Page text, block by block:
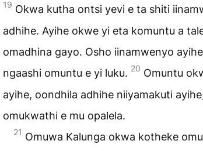
19 Okwa kutha ontsi yevi e ta shiti
adhihe. Ayihe okwe yi eta komuntu a
omadhina gayo. Osho iinamwenyo
ngaashi omuntu e yi luku. 20 Omuntu
ayihe, oondhila adhihe niiyamakuti
omukwathi e mu opalela.
21 Omuwa Kalunga okwa kotheke